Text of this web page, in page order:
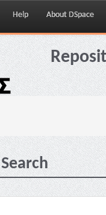
Help About DSpace
Search